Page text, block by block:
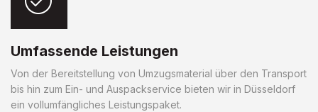
Umfassende Leistungen
Von der Bereitstellung von Umzugsmaterial über den Transport
bis hin zum Ein- und Auspackservice bieten wir in Düsseldorf
ein vollumfängliches Leistungspaket.